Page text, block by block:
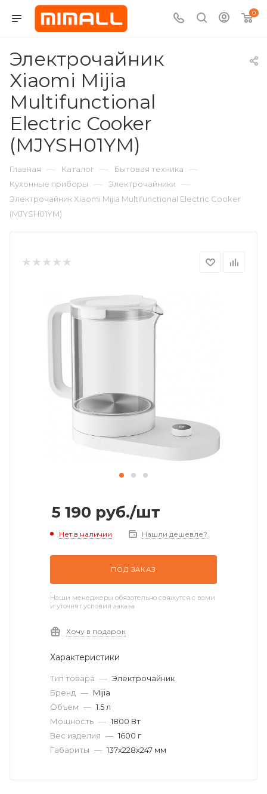
0
Электрочайник
Xiaomi Mijia
Multifunctional
Electric Cooker
(MJYSH01YM)
Главная — Каталог — Бытовая техника —
Кухонные приборы — Электрочайники —
Электрочайник Xiaomi Mijia Multifunctional Electric Cooker
(MJYSH01YM)
5 190 руб./шт
Нет в наличии Нашли дешевле?
ПОД ЗАКАЗ
Наши менеджеры обязательно свяжутся с вами
и уточнят условия заказа
Хочу в подарок
Характеристики
Тип товара — Электрочайник
Бренд — Mijia
Объем — 1.5 л
Мощность — 1800 Вт
Вес изделия — 1600 г
Габариты — 137x228x247 мм